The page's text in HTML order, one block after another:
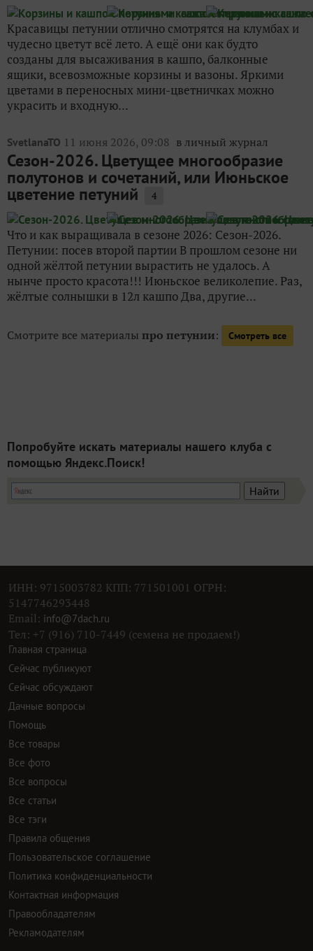
Красавицы петунии отлично смотрятся на клумбах и
чудесно цветут всё лето. А ещё они как будто
созданы для высаживания в кашпо, балконные
ящики, всевозможные корзины и вазоны. Яркими
цветами в переносных мини-цветничках можно
украсить и входную...
SvetlanaTO 11 июня 2026, 09:08 в личный журнал
Сезон-2026. Цветущее многообразие
полутонов и сочетаний, или Июньское
цветение петуний 4
Что и как выращивала в сезоне 2026: Сезон-2026.
Петунии: посев второй партии В прошлом сезоне ни
одной жёлтой петунии вырастить не удалось. А
нынче просто красота!!! Июньское великолепие. Раз,
жёлтые солнышки в 12л кашпо Два, другие...
Смотрите все материалы про петунии: Смотреть все
Попробуйте искать материалы нашего клуба с
помощью Яндекс.Поиск!
ИНН: 9715003782 КПП: 771501001 ОГРН:
5147746293448
Email: info@7dach.ru
Тел: +7 (916) 710-7449 (семена не продаем!)
Главная страница
Сейчас публикуют
Сейчас обсуждают
Дачные вопросы
Помощь
Все товары
Все фото
Все вопросы
Все статьи
Все тэги
Правила общения
Пользовательское соглашение
Политика конфиденциальности
Контактная информация
Правообладателям
Рекламодателям